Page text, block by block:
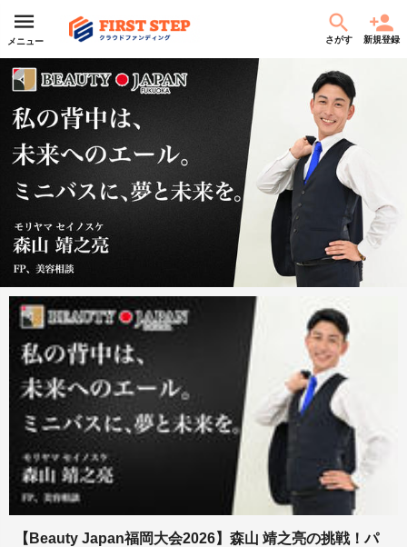
メニュー さがす 新規登録
【Beauty Japan福岡大会2026】森山 靖之亮の挑戦！パ